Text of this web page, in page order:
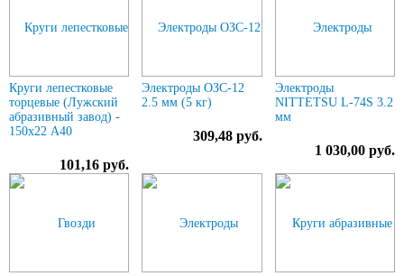
Круги лепестковые
торцевые (Лужский
абразивный завод) -
150х22 А40
101,16 руб.
Электроды ОЗС-12
2.5 мм (5 кг)
309,48 руб.
Электроды
NITTETSU L-74S 3.2
мм
1 030,00 руб.